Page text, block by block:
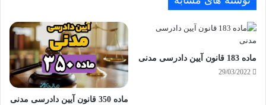
ماده 183 قانون آیین دادرسی مدنی
29/03/2022
ماده 350 قانون آیین دادرسی مدنی